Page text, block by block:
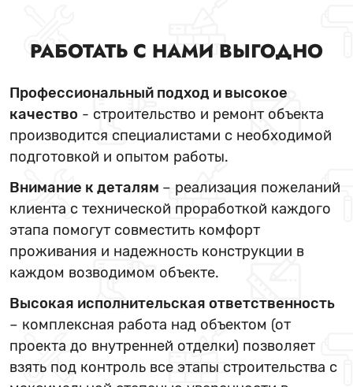
РАБОТАТЬ С НАМИ ВЫГОДНО
Профессиональный подход и высокое
качество - строительство и ремонт объекта
производится специалистами с необходимой
подготовкой и опытом работы.
Внимание к деталям – реализация пожеланий
клиента с технической проработкой каждого
этапа помогут совместить комфорт
проживания и надежность конструкции в
каждом возводимом объекте.
Высокая исполнительская ответственность
– комплексная работа над объектом (от
проекта до внутренней отделки) позволяет
взять под контроль все этапы строительства с